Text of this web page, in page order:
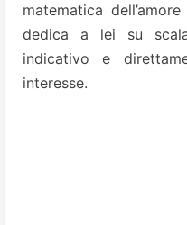
matematica
dedica a lei su
indicativo e
interesse.